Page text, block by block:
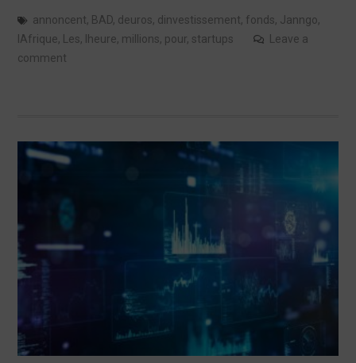
annoncent, BAD, deuros, dinvestissement, fonds, Janngo,
lAfrique, Les, lheure, millions, pour, startups
Leave a
comment